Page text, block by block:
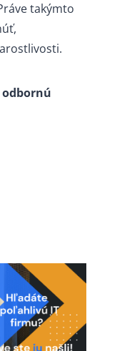
takýmto
odbornú